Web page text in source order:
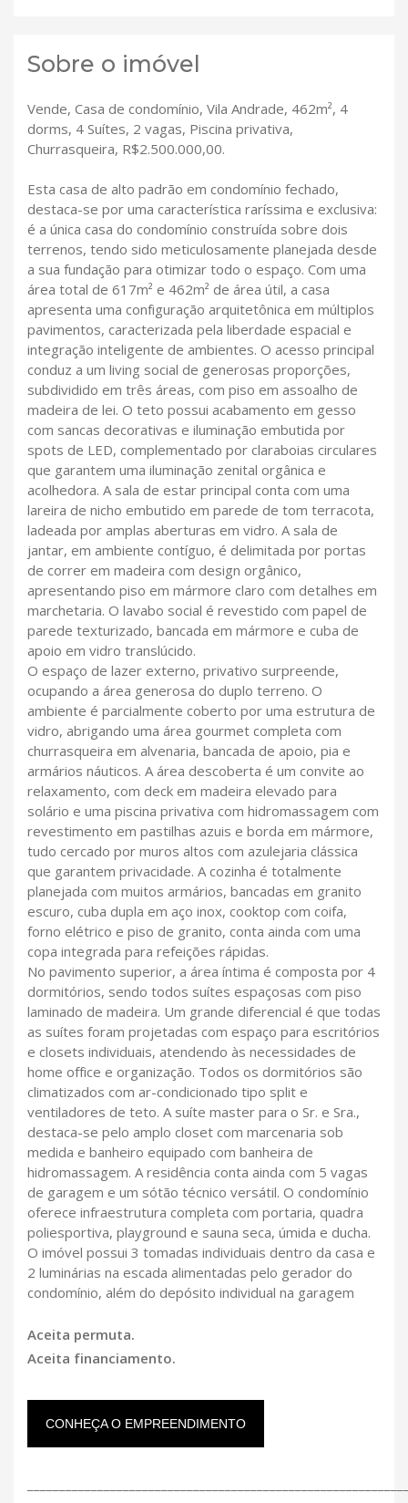
Sobre o imóvel
Vende, Casa de condomínio, Vila Andrade, 462m², 4
dorms, 4 Suítes, 2 vagas, Piscina privativa,
Churrasqueira, R$2.500.000,00.
Esta casa de alto padrão em condomínio fechado,
destaca-se por uma característica raríssima e exclusiva:
é a única casa do condomínio construída sobre dois
terrenos, tendo sido meticulosamente planejada desde
a sua fundação para otimizar todo o espaço. Com uma
área total de 617m² e 462m² de área útil, a casa
apresenta uma configuração arquitetônica em múltiplos
pavimentos, caracterizada pela liberdade espacial e
integração inteligente de ambientes. O acesso principal
conduz a um living social de generosas proporções,
subdividido em três áreas, com piso em assoalho de
madeira de lei. O teto possui acabamento em gesso
com sancas decorativas e iluminação embutida por
spots de LED, complementado por claraboias circulares
que garantem uma iluminação zenital orgânica e
acolhedora. A sala de estar principal conta com uma
lareira de nicho embutido em parede de tom terracota,
ladeada por amplas aberturas em vidro. A sala de
jantar, em ambiente contíguo, é delimitada por portas
de correr em madeira com design orgânico,
apresentando piso em mármore claro com detalhes em
marchetaria. O lavabo social é revestido com papel de
parede texturizado, bancada em mármore e cuba de
apoio em vidro translúcido.
O espaço de lazer externo, privativo surpreende,
ocupando a área generosa do duplo terreno. O
ambiente é parcialmente coberto por uma estrutura de
vidro, abrigando uma área gourmet completa com
churrasqueira em alvenaria, bancada de apoio, pia e
armários náuticos. A área descoberta é um convite ao
relaxamento, com deck em madeira elevado para
solário e uma piscina privativa com hidromassagem com
revestimento em pastilhas azuis e borda em mármore,
tudo cercado por muros altos com azulejaria clássica
que garantem privacidade. A cozinha é totalmente
planejada com muitos armários, bancadas em granito
escuro, cuba dupla em aço inox, cooktop com coifa,
forno elétrico e piso de granito, conta ainda com uma
copa integrada para refeições rápidas.
No pavimento superior, a área íntima é composta por 4
dormitórios, sendo todos suítes espaçosas com piso
laminado de madeira. Um grande diferencial é que todas
as suítes foram projetadas com espaço para escritórios
e closets individuais, atendendo às necessidades de
home office e organização. Todos os dormitórios são
climatizados com ar-condicionado tipo split e
ventiladores de teto. A suíte master para o Sr. e Sra.,
destaca-se pelo amplo closet com marcenaria sob
medida e banheiro equipado com banheira de
hidromassagem. A residência conta ainda com 5 vagas
de garagem e um sótão técnico versátil. O condomínio
oferece infraestrutura completa com portaria, quadra
poliesportiva, playground e sauna seca, úmida e ducha.
O imóvel possui 3 tomadas individuais dentro da casa e
2 luminárias na escada alimentadas pelo gerador do
condomínio, além do depósito individual na garagem
Aceita permuta.
Aceita financiamento.
CONHEÇA O EMPREENDIMENTO